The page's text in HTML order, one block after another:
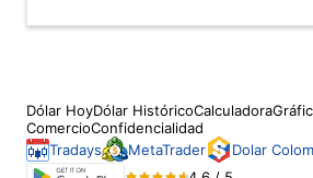
Dólar HoyDólar HistóricoCalculadora
ComercioConfidencialidad
Tradays
MetaTrader
Dolar